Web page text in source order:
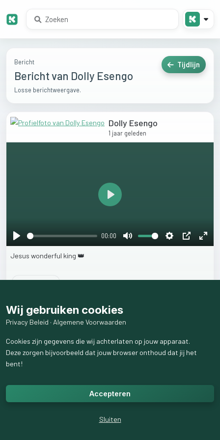
Bericht
Bericht van Dolly Esengo
Losse berichtweergave.
Tijdlijn
Dolly Esengo
1 jaar geleden
Play
00:00
Mute Settings
PIP
Enter
Play
Jesus wonderful king 👑
47weergaven
Wij gebruiken cookies
Privacy Beleid · Algemene Voorwaarden
Cookies zijn gegevens die wij achterlaten op jouw apparaat.
Deze zorgen bijvoorbeeld dat jouw browser onthoud dat jij het
bent!
Accepteren
Sluiten